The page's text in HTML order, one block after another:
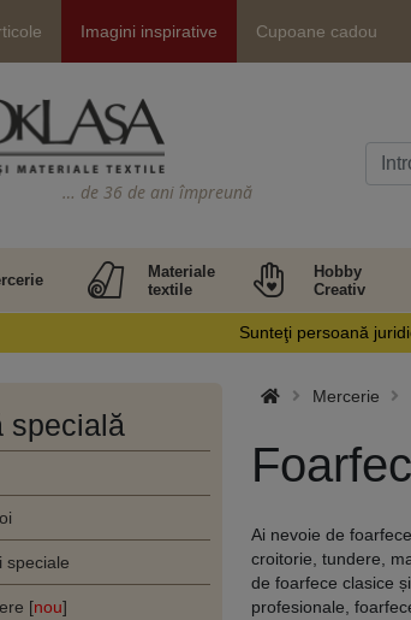
Imagini inspirative Cupoane cadou
… de 36 de ani împreună
Materiale
textile
Hobby
Creativ
Sunteţi persoană
specială
speciale
[nou]
Mercerie
Ai nevoie de
croitorie, tundere,
de foarfece clasice
profesionale,